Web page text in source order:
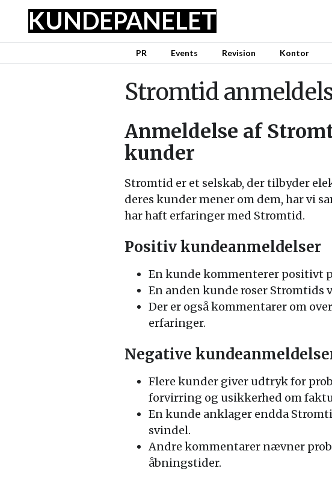
KUNDEPANELET
PR Events Revision Kontor
Stromtid
Anmeldelse af
kunder
Stromtid er et selskab, der tilbyder
deres kunder mener om dem, har vi
har haft erfaringer med Stromtid.
Positiv kundeanmeldelser
En kunde kommenterer positivt
En anden kunde roser Stromtids
Der er også kommentarer om
erfaringer.
Negative
Flere kunder giver udtryk for
forvirring og usikkerhed om
En kunde anklager endda
svindel.
Andre kommentarer nævner
åbningstider.